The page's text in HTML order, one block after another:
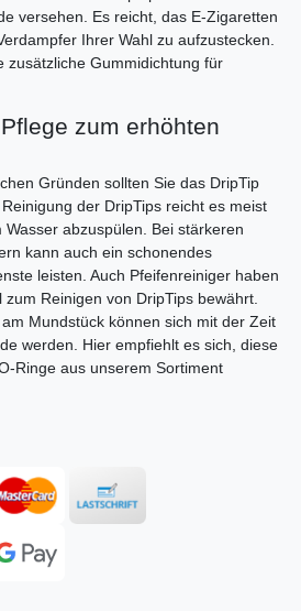
versehen. Es reicht, das E-Zigaretten
Ihrer Wahl zu aufzustecken.
zusätzliche Gummidichtung für
zum erhöhten
Gründen sollten Sie das DripTip
der DripTips reicht es meist
abzuspülen. Bei stärkeren
kann auch ein schonendes
leisten. Auch Pfeifenreiniger haben
Reinigen von DripTips bewährt.
Mundstück können sich mit der Zeit
werden. Hier empfiehlt es sich, diese
Ringe aus unserem Sortiment